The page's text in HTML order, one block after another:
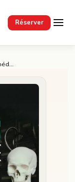
Réserver
Petites histoires de la médecine